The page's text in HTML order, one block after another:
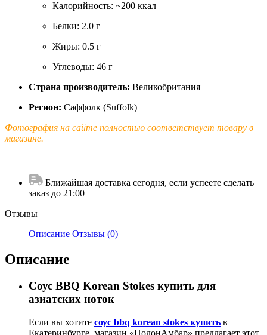
Калорийность: ~200 ккал
Белки: 2.0 г
Жиры: 0.5 г
Углеводы: 46 г
Страна производитель: Великобритания
Регион: Саффолк (Suffolk)
Фотография на сайте полностью соответствует товару в
магазине.
Ближайшая доставка сегодня, если успеете сделать
заказ до 21:00
Отзывы
Описание Отзывы (0)
Описание
Соус BBQ Korean Stokes купить для
азиатских ноток
Если вы хотите соус bbq korean stokes купить в
Екатеринбурге, магазин «ПолонАмбар» предлагает этот